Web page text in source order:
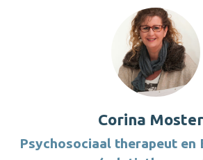
Corina
Psychosociaal therapeut en